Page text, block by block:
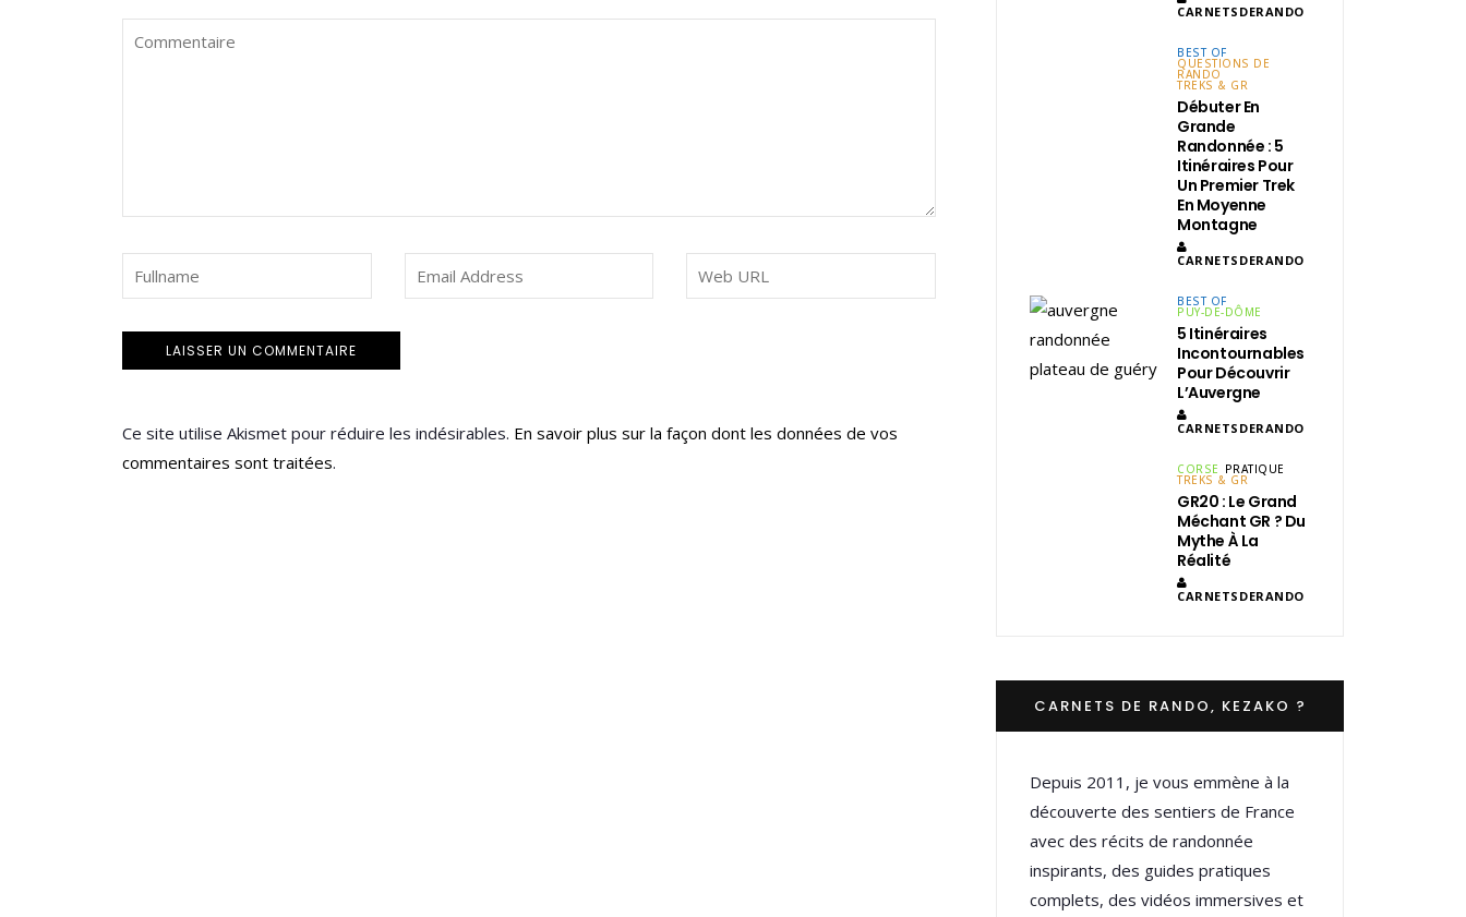
Ce site utilise Akismet pour réduire les indésirables. En savoir plus sur la façon dont les données de vos
commentaires sont traitées.
CARNETSDERANDO
BEST OF
QUESTIONS DE
RANDO
TREKS & GR
Débuter En
Grande
Randonnée : 5
Itinéraires Pour
Un Premier Trek
En Moyenne
Montagne
CARNETSDERANDO
BEST OF
PUY-DE-DÔME
5 Itinéraires
Incontournables
Pour Découvrir
L’Auvergne
CARNETSDERANDO
CORSE PRATIQUE
TREKS & GR
GR20 : Le Grand
Méchant GR ? Du
Mythe À La
Réalité
CARNETSDERANDO
CARNETS DE RANDO, KEZAKO ?
Depuis 2011, je vous emmène à la
découverte des sentiers de France
avec des récits de randonnée
inspirants, des guides pratiques
complets, des vidéos immersives et